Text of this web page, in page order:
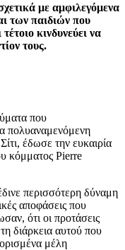
με αμφιλεγόμενα
των παιδιών που
κινδυνεύει να
τους.
που
πολυαναμενόμενη
έδωσε την ευκαιρία
κόμματος Pierre
περισσότερη δύναμη
αποφάσεις που
ότι οι προτάσεις
διάρκεια αυτού που
μέλη